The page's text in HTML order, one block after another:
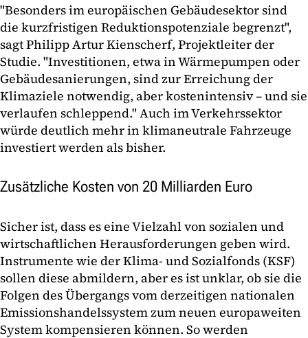
"Besonders im europäischen Gebäudesektor sind
die kurzfristigen Reduktionspotenziale begrenzt",
sagt Philipp Artur Kienscherf, Projektleiter der
Studie. "Investitionen, etwa in Wärmepumpen oder
Gebäudesanierungen, sind zur Erreichung der
Klimaziele notwendig, aber kostenintensiv – und sie
verlaufen schleppend." Auch im Verkehrssektor
würde deutlich mehr in klimaneutrale Fahrzeuge
investiert werden als bisher.
Zusätzliche Kosten von 20 Milliarden Euro
Sicher ist, dass es eine Vielzahl von sozialen und
wirtschaftlichen Herausforderungen geben wird.
Instrumente wie der Klima- und Sozialfonds (KSF)
sollen diese abmildern, aber es ist unklar, ob sie die
Folgen des Übergangs vom derzeitigen nationalen
Emissionshandelssystem zum neuen europaweiten
System kompensieren können. So werden